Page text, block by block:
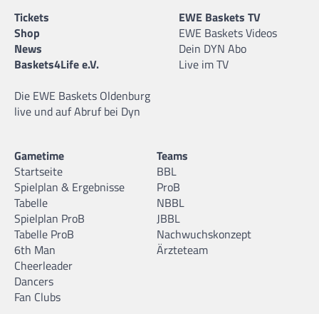
Tickets
Shop
News
Baskets4Life e.V.
Die EWE Baskets Oldenburg
live und auf Abruf bei Dyn
EWE Baskets TV
EWE Baskets Videos
Dein DYN Abo
Live im TV
Gametime
Startseite
Spielplan & Ergebnisse
Tabelle
Spielplan ProB
Tabelle ProB
6th Man
Cheerleader
Dancers
Fan Clubs
Teams
BBL
ProB
NBBL
JBBL
Nachwuchskonzept
Ärzteteam